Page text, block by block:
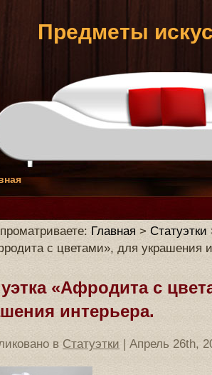
Предметы
Главная > Статуэтки
с цветами», для украшения
«Афродита с
интерьера.
в Статуэтки | Апрель 26th,